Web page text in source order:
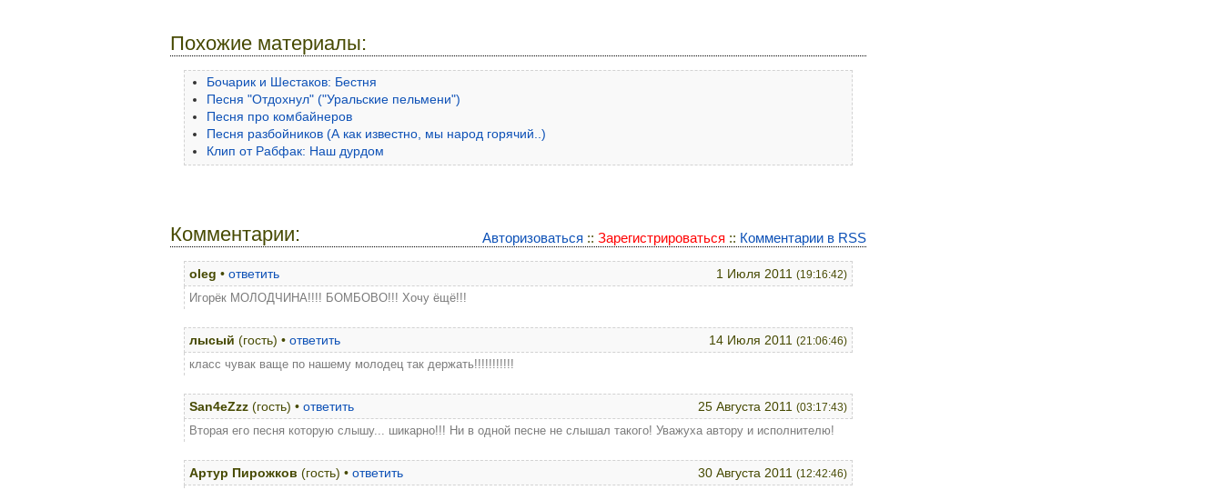
Похожие материалы:
Бочарик и Шестаков: Бестня
Песня "Отдохнул" ("Уральские пельмени")
Песня про комбайнеров
Песня разбойников (А как известно, мы народ горячий..)
Клип от Рабфак: Наш дурдом
Авторизоваться :: Зарегистрироваться :: Комментарии в RSS
Комментарии:
1 Июля 2011 (19:16:42)
oleg • ответить
Игорёк МОЛОДЧИНА!!!! БОМБОВО!!! Хочу ёщё!!!
14 Июля 2011 (21:06:46)
лысый (гость) • ответить
класс чувак ваще по нашему молодец так держать!!!!!!!!!!!
25 Августа 2011 (03:17:43)
San4eZzz (гость) • ответить
Вторая его песня которую слышу... шикарно!!! Ни в одной песне не слышал такого! Уважуха автору и исполнителю!
30 Августа 2011 (12:42:46)
Артур Пирожков (гость) • ответить